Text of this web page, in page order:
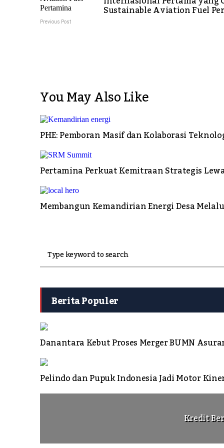
Sustainable Aviation Fuel
Previous Post
You May Also Like
PHE: Pemboran Masif dan Kolaborasi
Pertamina Perkuat Kemitraan Strategis
Membangun Kemandirian Energi Desa
Berita Populer
Danantara Kebut Proses Merger BUMN
Pelindo dan Pupuk Indonesia Jadi Motor
Kredit